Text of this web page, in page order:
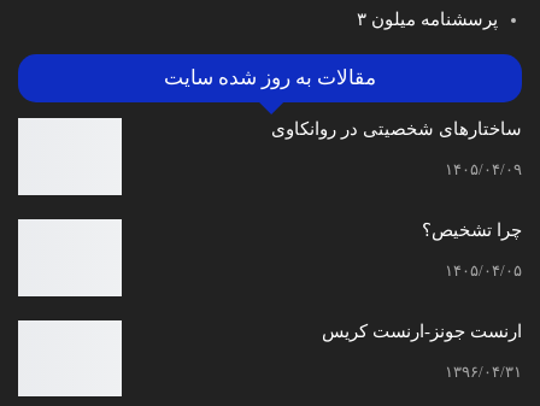
پرسشنامه میلون ۳
مقالات به روز شده سایت
ساختارهای شخصیتی در روانکاوی
۱۴۰۵/۰۴/۰۹
چرا تشخیص؟
۱۴۰۵/۰۴/۰۵
ارنست جونز-ارنست کریس
۱۳۹۶/۰۴/۳۱